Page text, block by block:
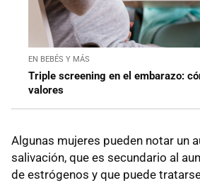
EN BEBÉS Y MÁS
Triple screening en el embarazo:
valores
Algunas mujeres pueden notar un
salivación, que es secundario al
de estrógenos y que puede